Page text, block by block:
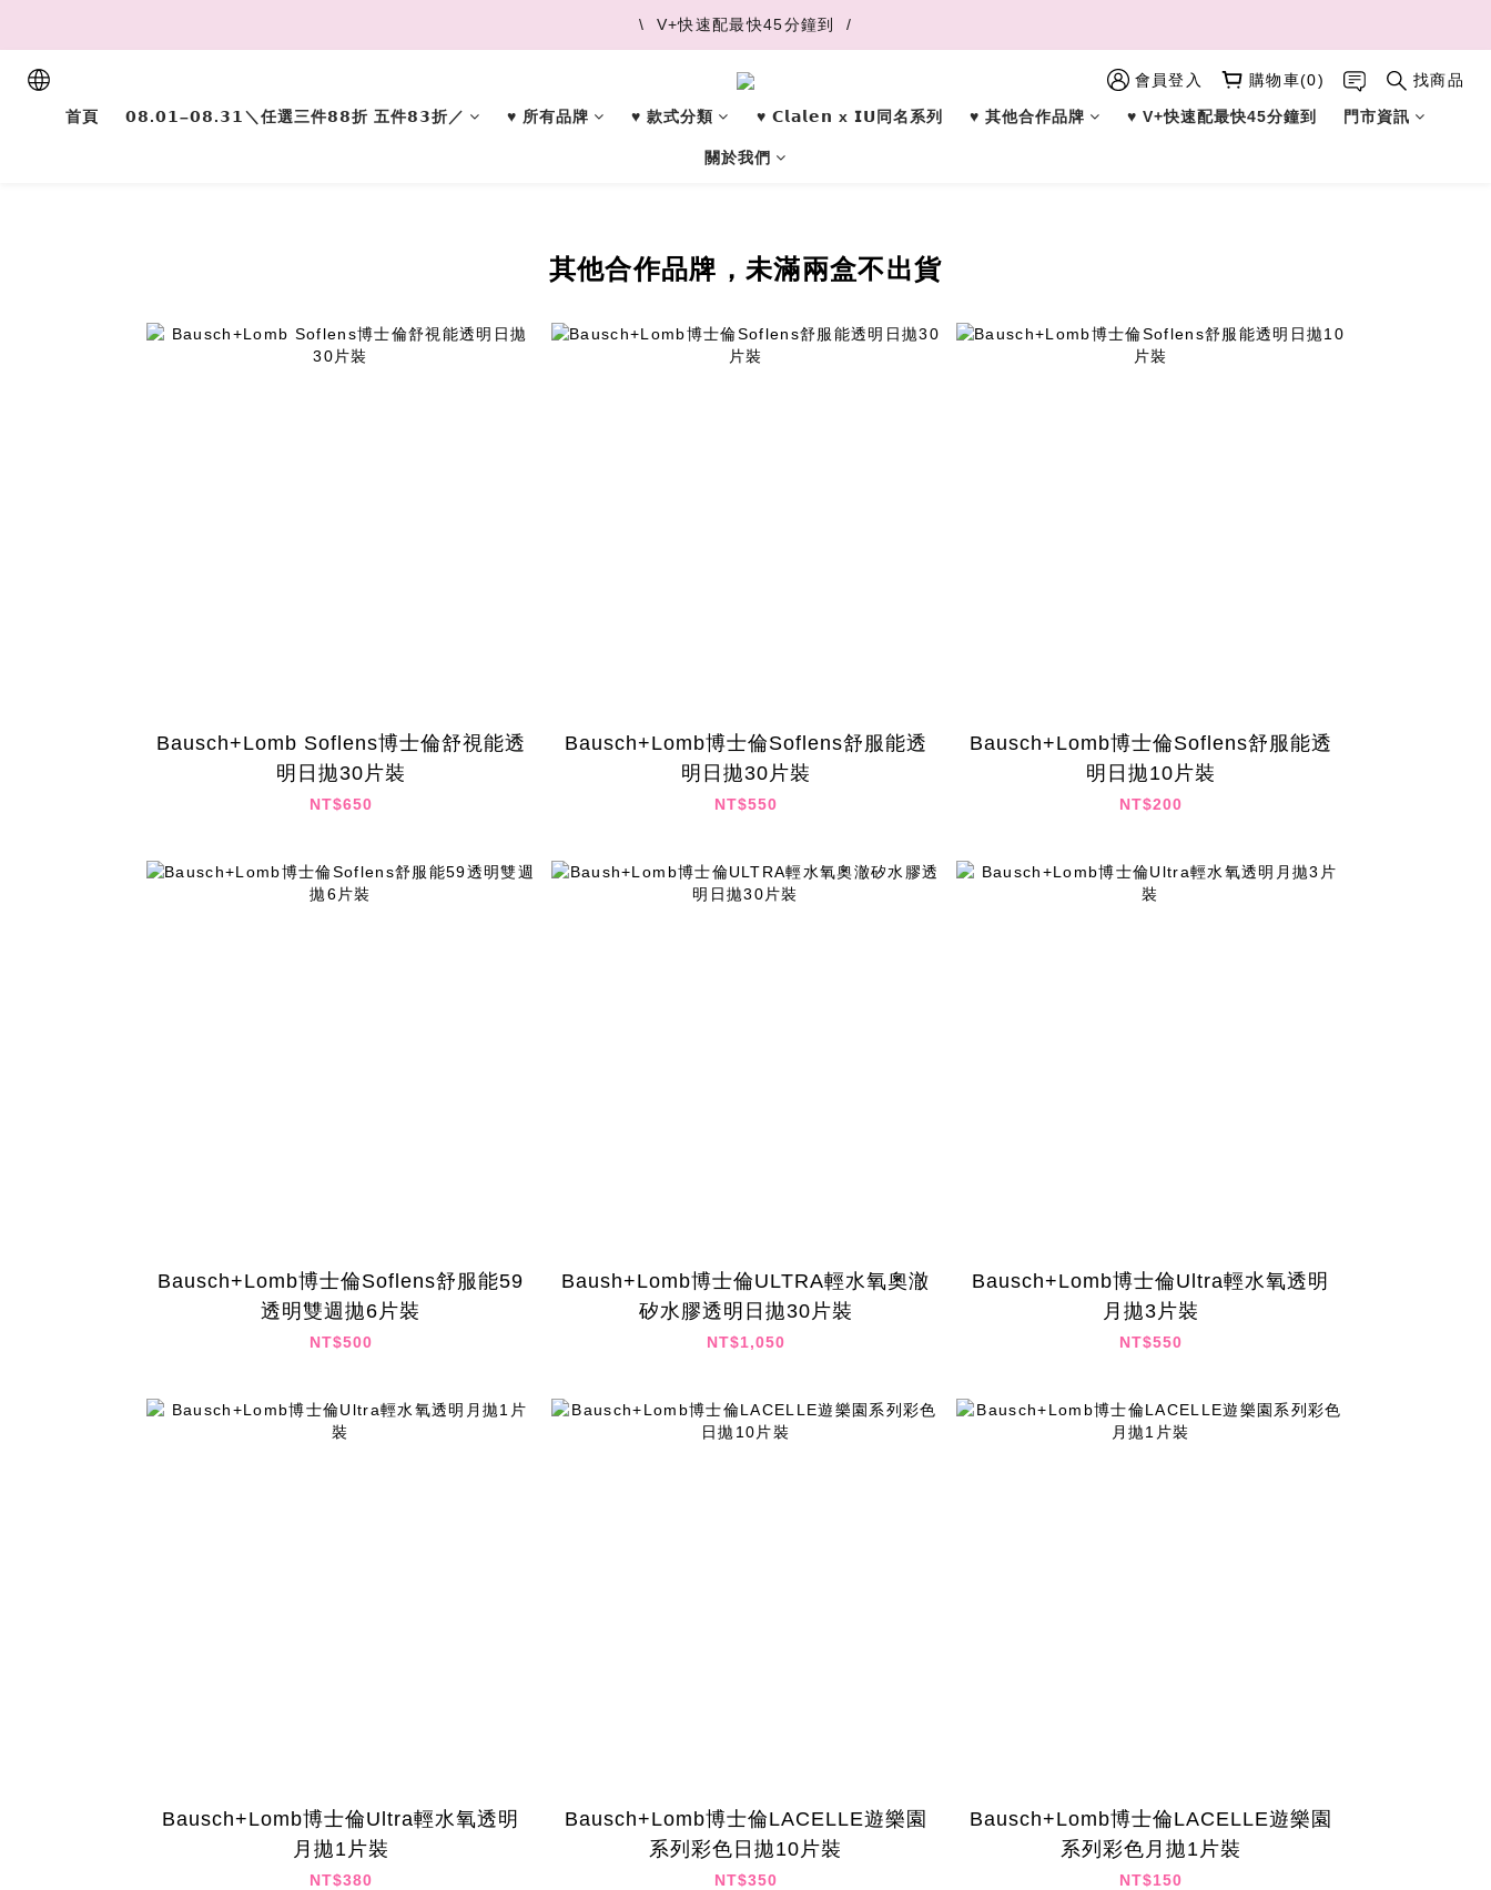
\  V+快速配最快45分鐘到  /
\  V+快速配最快45分鐘到  /
\  推薦好友 領取購物金  /
\  V+快速配最快45分鐘到  /
會員登入 購物車(0) 找商品
首頁 𝟬𝟴.𝟬𝟭–𝟬𝟴.𝟯𝟭＼任選三件𝟴𝟴折 五件𝟴𝟯折／ ♥︎ 所有品牌 ♥︎ 款式分類 ♥︎ 𝗖𝗹𝗮𝗹𝗲𝗻 x 𝗜𝗨同名系列 ♥︎ 其他合作品牌 ♥︎ V+快速配最快45分鐘到 門市資訊
關於我們
其他合作品牌，未滿兩盒不出貨
Bausch+Lomb Soflens博士倫舒視能透
明日拋30片裝
NT$650
Bausch+Lomb博士倫Soflens舒服能透
明日拋30片裝
NT$550
Bausch+Lomb博士倫Soflens舒服能透
明日拋10片裝
NT$200
Bausch+Lomb博士倫Soflens舒服能59
透明雙週拋6片裝
NT$500
Baush+Lomb博士倫ULTRA輕水氧奧澈
矽水膠透明日拋30片裝
NT$1,050
Bausch+Lomb博士倫Ultra輕水氧透明
月拋3片裝
NT$550
Bausch+Lomb博士倫Ultra輕水氧透明
月拋1片裝
NT$380
Bausch+Lomb博士倫LACELLE遊樂園
系列彩色日拋10片裝
NT$350
Bausch+Lomb博士倫LACELLE遊樂園
系列彩色月拋1片裝
NT$150